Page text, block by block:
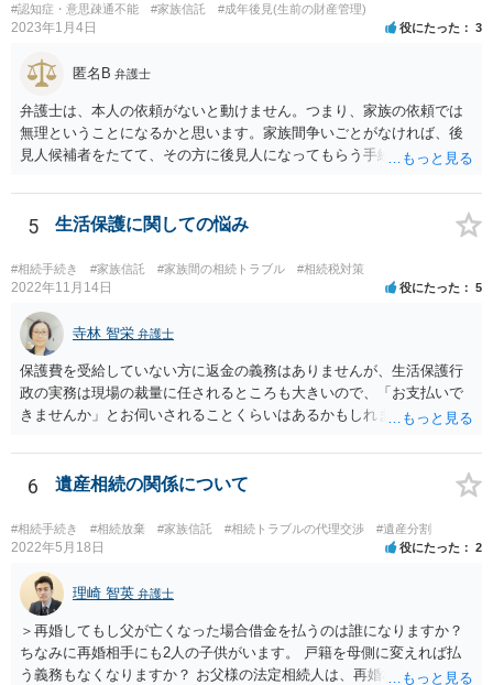
#認知症・意思疎通不能 #家族信託 #成年後見(生前の財産管理)
2023年1月4日 役にたった 3
匿名B 弁護士
弁護士は、本人の依頼がないと動けません。つまり、家族の依頼では
無理ということになるかと思います。家族間争いごとがなければ、後
見人候補者をたてて、その方に後見人になってもらう手続をすすめた
5 生活保護に関しての悩み
#相続手続き #家族信託 #家族間の相続トラブル #相続税対策
2022年11月14日 役にたった 5
寺林 智栄 弁護士
保護費を受給していない方に返金の義務はありませんが、生活保護行
政の実務は現場の裁量に任されるところも大きいので、「お支払いで
きませんか」とお伺いされることくらいはあるかもしれません。 通報
考えてご判断いただくのが良いと思います。
6 遺産相続の関係について
#相続手続き #相続放棄 #家族信託 #相続トラブルの代理交渉 #遺産分割
2022年5月18日 役にたった 2
理崎 智英 弁護士
＞再婚してもし父が亡くなった場合借金を払うのは誰になりますか？
ちなみに再婚相手にも2人の子供がいます。 戸籍を母側に変えれば払
う義務もなくなりますか？ お父様の法定相続人は、再婚相手とご相談